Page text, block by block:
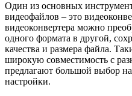
Один из основных
видеофайлов – это
видеоконвертера можно
одного формата в другой,
качества и размера файла.
широкую совместимость с
предлагают большой выбор
настройки.